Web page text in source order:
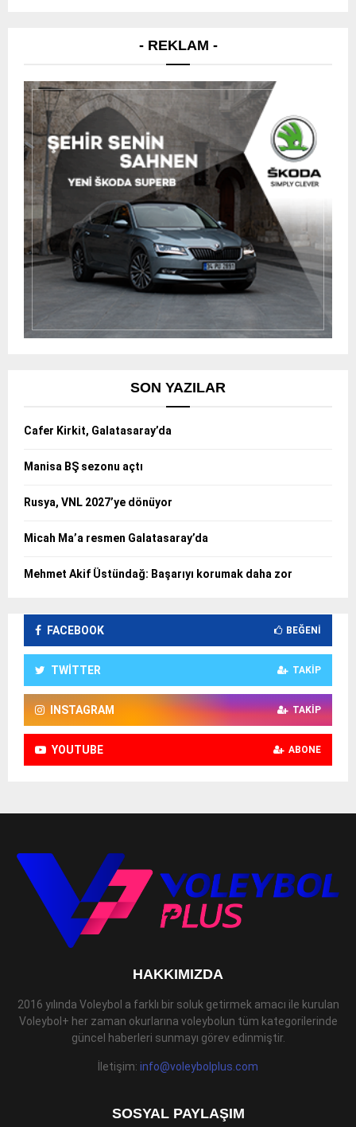
- REKLAM -
SON YAZILAR
Cafer Kirkit, Galatasaray’da
Manisa BŞ sezonu açtı
Rusya, VNL 2027’ye dönüyor
Micah Ma’a resmen Galatasaray’da
Mehmet Akif Üstündağ: Başarıyı korumak daha zor
FACEBOOK BEĞENI
TWITTER TAKIP
INSTAGRAM TAKIP
YOUTUBE ABONE
HAKKIMIZDA
2016 yılında Voleybol a farklı bir soluk getirmek amacı ile kurulan
Voleybol+ her zaman okurlarına voleybolun tüm kategorilerinde
güncel haberleri sunmayı görev edinmiştir.
İletişim: info@voleybolplus.com
SOSYAL PAYLAŞIM